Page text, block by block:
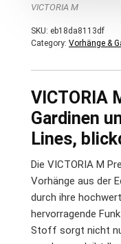
VICTORIA M
SKU: eb18da8113df
Category: Vorhänge &
VICTORIA
Gardinen
Lines,
Die VICTORIA M
Vorhänge aus der
durch ihre
hervorragende
Stoff sorgt nicht